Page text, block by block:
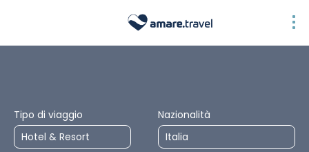
Tipo di viaggio Nazionalità